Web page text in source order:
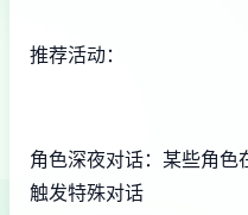
推荐活动：
角色深夜对话：某些角色
触发特殊对话